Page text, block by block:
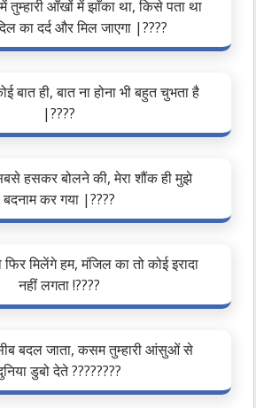
आँखों में झाँका था, किसे पता था
का दर्द और मिल जाएगा |????
बात ही, बात ना होना भी बहुत चुभता है
|????
हसकर बोलने की, मेरा शौंक ही मुझे
बदनाम कर गया |????
फिर मिलेंगे हम, मंजिल का तो कोई इरादा
नहीं लगता !????
बदल जाता, कसम तुम्हारी आंसुओं से
डुबो देते ????????